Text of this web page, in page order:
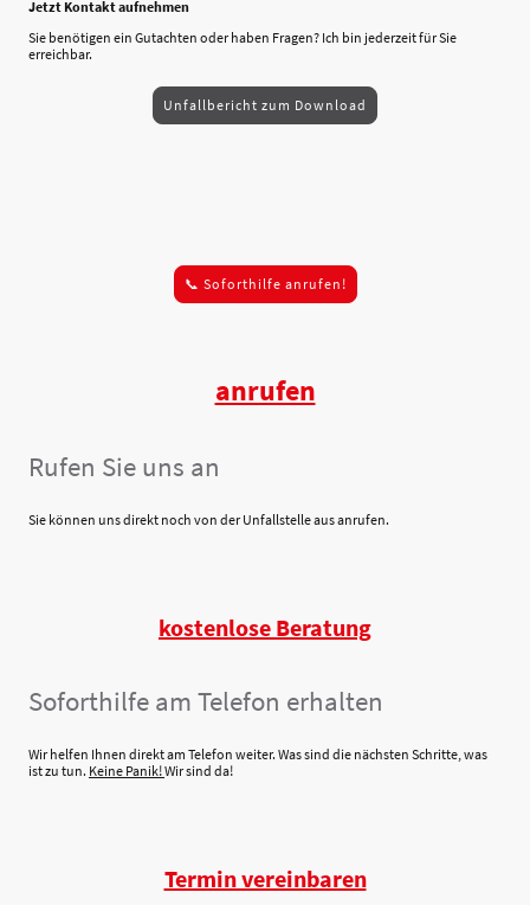
Jetzt Kontakt aufnehmen
Sie benötigen ein Gutachten oder haben Fragen? Ich bin jederzeit für Sie
erreichbar.
Unfallbericht zum Download
📞 Soforthilfe anrufen!
anrufen
Rufen Sie uns an
Sie können uns direkt noch von der Unfallstelle aus anrufen.
kostenlose Beratung
Soforthilfe am Telefon erhalten
Wir helfen Ihnen direkt am Telefon weiter. Was sind die nächsten Schritte, was
ist zu tun. Keine Panik!Wir sind da!
Termin vereinbaren